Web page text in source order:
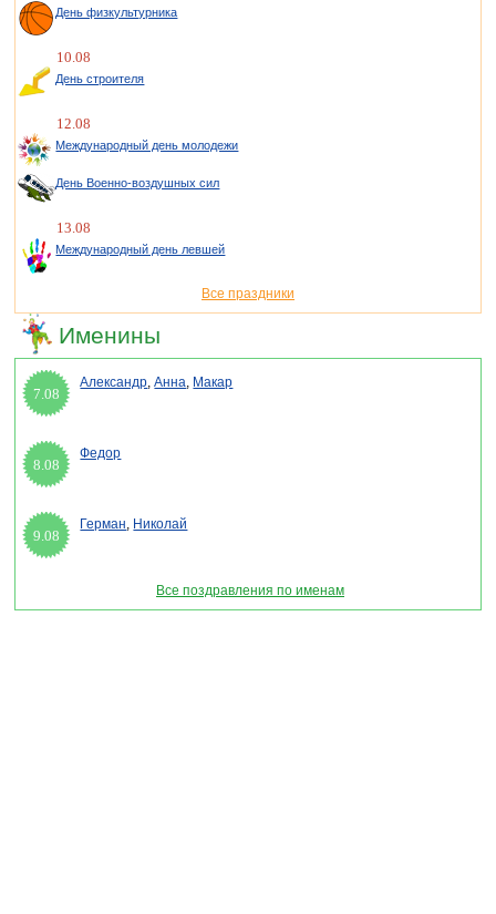
День физкультурника
10.08
День строителя
12.08
Международный день молодежи
День Военно-воздушных сил
13.08
Международный день левшей
Все праздники
Именины
7.08
Александр,Анна, Макар
8.08
Федор
9.08
Герман, Николай
Все поздравления по именам